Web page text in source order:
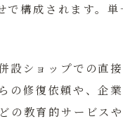
構成されます。
設ショップでの直接
の修復依頼や、企
の教育的サービスや